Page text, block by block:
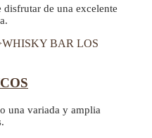
de una excelente
una variada y amplia